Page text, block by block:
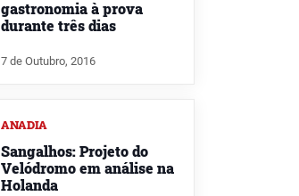
gastronomia à prova
durante três dias
7 de Outubro, 2016
ANADIA
Sangalhos: Projeto do
Velódromo em análise na
Holanda